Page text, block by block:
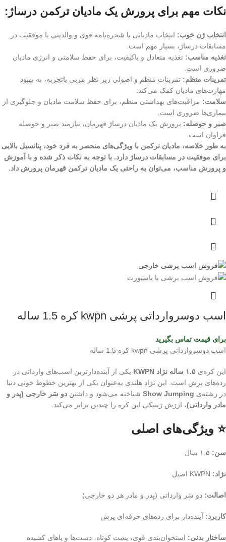
نکات مهم برای پرورش یک مادیان ترکمن درساژ:
انتخاب ژن خوب: انتخاب مادیانی با شجره‌نامه قوی و والدینی با موفقیت در
مسابقات درساژ، بسیار مهم است.
تغذیه مناسب: تغذیه متعادل و باکیفیت، برای حفظ سلامتی و انرژی مادیان
ضروری است.
تمرینات منظم: تمرینات منظم و اصولی زیر نظر مربی باتجربه، به بهبود
مهارت‌های مادیان کمک می‌کند.
سلامت: مراقبت‌های بهداشتی منظم، برای حفظ سلامت مادیان و جلوگیری از
بیماری‌ها ضروری است.
صبر و حوصله: پرورش یک مادیان درساژ قهرمان، نیازمند صبر و حوصله
فراوان است.
به طور خلاصه، مادیان ترکمن با ویژگی‌های منحصر به فرد خود، پتانسیل بالایی
برای موفقیت در مسابقات درساژ دارد. با توجه به نکات ذکر شده و با آموزش
و پرورش مناسب، می‌توان به راحتی یک مادیان ترکمن قهرمان پرورش داد.
اسب دوسروارداتی پرشی kwpn کره 1.5 ساله
برای قیمت تماس بگیرید
اسب دوسروارداتی پرشی kwpn کره 1.5 ساله
این کره‌ی ۱.۵ ساله نژاد KWPN
یکی از آینده‌دارترین اسب‌های وارداتی در
رده‌های پرش است. این نژاد هلندی به‌عنوان یکی از بهترین خطوط خونی دنیا
در رشته‌ی Show Jumping شناخته می‌شود و داشتن دو سَر خارجی (پدر و
مادر وارداتی)، ارزش ژنتیکی این کره را چندین برابر می‌کند.
⭐ ویژگی‌های اصلی
سن:
نژاد:
اصالت: دو سَر وارداتی (پدر و مادر هر دو خارجی)
کاربرد: آینده‌دار برای رده‌های حرفه‌ای پرش
ساختار بدنی: استخوان‌بندی قوی، پشت کوتاه، دست‌ها و پاهای کشیده